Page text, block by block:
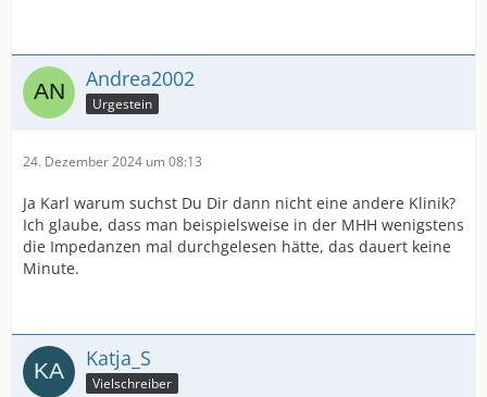
Andrea2002
Urgestein
24. Dezember 2024 um 08:13
Ja Karl warum suchst Du Dir dann nicht eine andere Klinik?
Ich glaube, dass man beispielsweise in der MHH wenigstens
die Impedanzen mal durchgelesen hätte, das dauert keine
Minute.
Katja_S
Vielschreiber